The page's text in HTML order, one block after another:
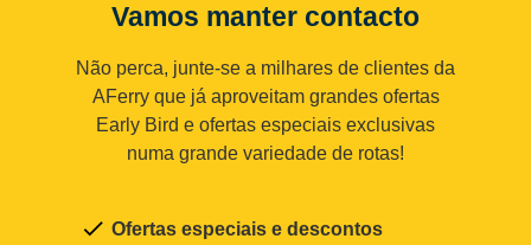
Vamos manter contacto
Não perca, junte-se a milhares de clientes da
AFerry que já aproveitam grandes ofertas
Early Bird e ofertas especiais exclusivas
numa grande variedade de rotas!
Ofertas especiais e descontos